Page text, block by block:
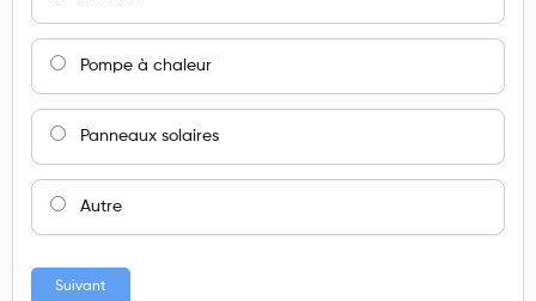
Pompe à chaleur
Panneaux solaires
Autre
Suivant